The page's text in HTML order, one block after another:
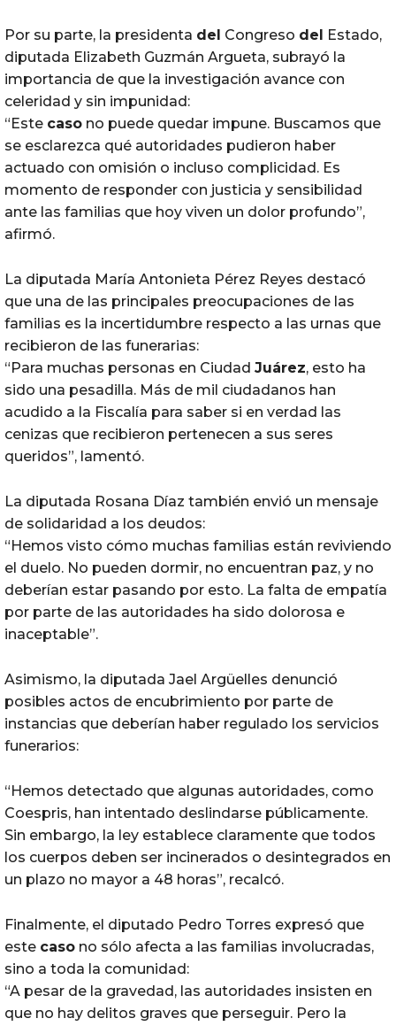
Por su parte, la presidenta del Congreso del Estado,
diputada Elizabeth Guzmán Argueta, subrayó la
importancia de que la investigación avance con
celeridad y sin impunidad:
“Este caso no puede quedar impune. Buscamos que
se esclarezca qué autoridades pudieron haber
actuado con omisión o incluso complicidad. Es
momento de responder con justicia y sensibilidad
ante las familias que hoy viven un dolor profundo”,
afirmó.
La diputada María Antonieta Pérez Reyes destacó
que una de las principales preocupaciones de las
familias es la incertidumbre respecto a las urnas que
recibieron de las funerarias:
“Para muchas personas en Ciudad Juárez, esto ha
sido una pesadilla. Más de mil ciudadanos han
acudido a la Fiscalía para saber si en verdad las
cenizas que recibieron pertenecen a sus seres
queridos”, lamentó.
La diputada Rosana Díaz también envió un mensaje
de solidaridad a los deudos:
“Hemos visto cómo muchas familias están reviviendo
el duelo. No pueden dormir, no encuentran paz, y no
deberían estar pasando por esto. La falta de empatía
por parte de las autoridades ha sido dolorosa e
inaceptable”.
Asimismo, la diputada Jael Argüelles denunció
posibles actos de encubrimiento por parte de
instancias que deberían haber regulado los servicios
funerarios:
“Hemos detectado que algunas autoridades, como
Coespris, han intentado deslindarse públicamente.
Sin embargo, la ley establece claramente que todos
los cuerpos deben ser incinerados o desintegrados en
un plazo no mayor a 48 horas”, recalcó.
Finalmente, el diputado Pedro Torres expresó que
este caso no sólo afecta a las familias involucradas,
sino a toda la comunidad:
“A pesar de la gravedad, las autoridades insisten en
que no hay delitos graves que perseguir. Pero la